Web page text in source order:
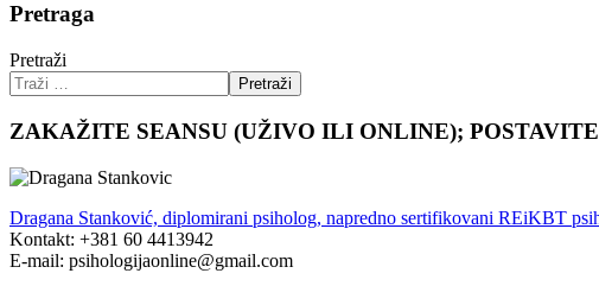
Pretraga
Pretraži
Pretraži
ZAKAŽITE SEANSU (UŽIVO ILI ONLINE);
Dragana Stanković, diplomirani psiholog, napredno sertifikovani REiKBT
Kontakt: +381 60 4413942
E-mail: psihologijaonline@gmail.com